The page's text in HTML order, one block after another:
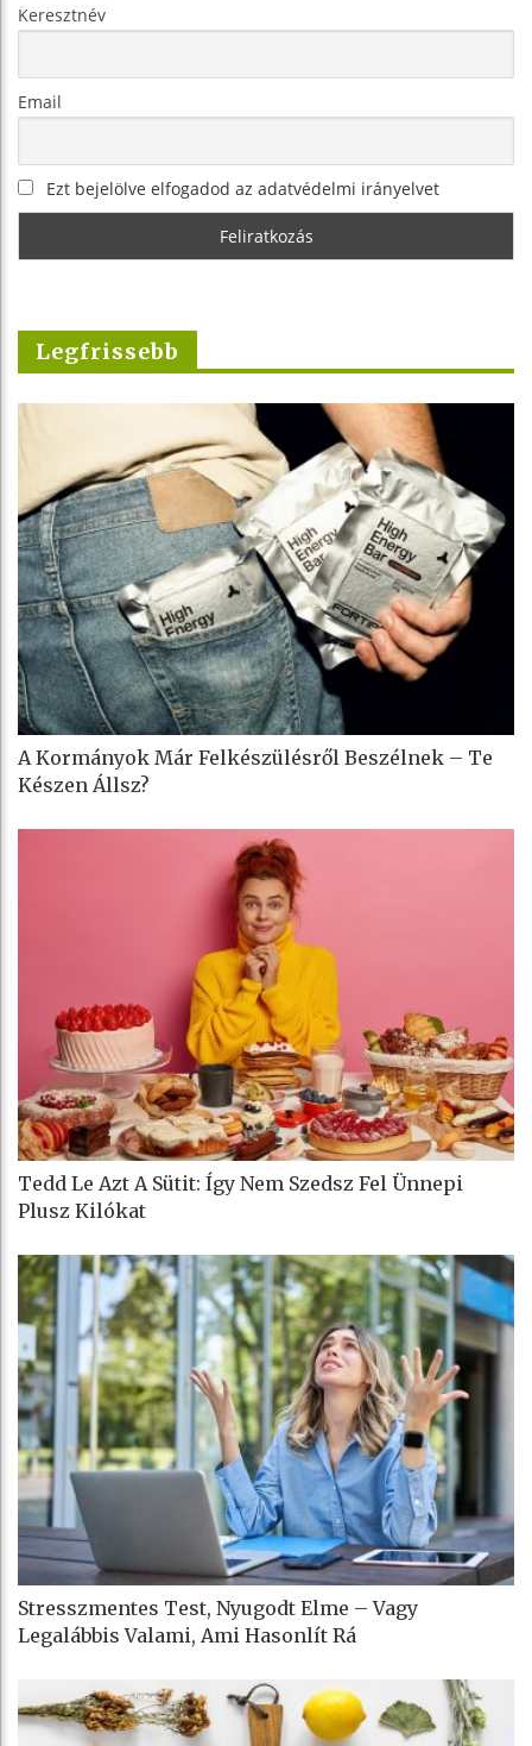
Keresztnév
Email
Ezt bejelölve elfogadod az adatvédelmi irányelvet
Legfrissebb
A Kormányok Már Felkészülésről Beszélnek – Te
Készen Állsz?
Tedd Le Azt A Sütit: Így Nem Szedsz Fel Ünnepi
Plusz Kilókat
Stresszmentes Test, Nyugodt Elme – Vagy
Legalábbis Valami, Ami Hasonlít Rá